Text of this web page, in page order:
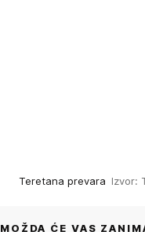
Teretana prevara Izvor:
MOŽDA ĆE VAS